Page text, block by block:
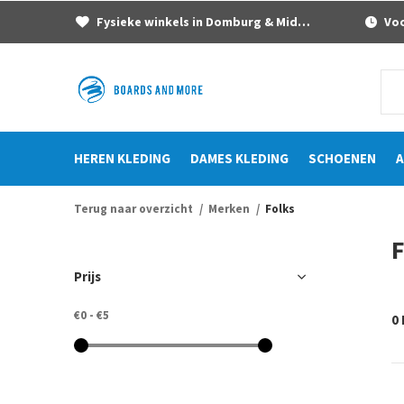
HEREN KLEDING DAMES KLEDING SCHOENEN
Fysieke winkels in Domburg & Middelburg
Terug naar overzicht Merken Folks
0
Prijs
€0 - €5